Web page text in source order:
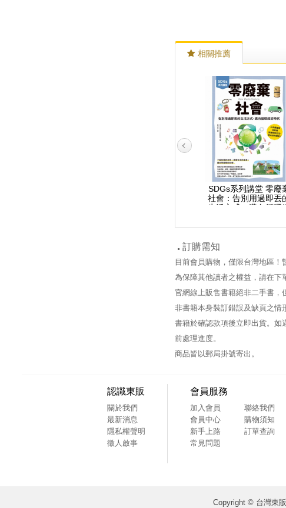
相關推薦
SDGs系列講堂 零廢
社會：告別用過即丟
生活方式，邁向循環
訂購需知
目前會員購物，僅限台灣地區！
為保障其他讀者之權益，請在下
官網線上販售書籍絕非二手書，
非書籍本身裝訂錯誤及缺頁之情
書籍於確認款項後立即出貨。如
前處理進度。
商品皆以郵局掛號寄出。
認識東販
關於我們
最新消息
隱私權聲明
徵人啟事
會員服務
加入會員
會員中心
新手上路
常見問題
聯絡我們
購物須知
訂單查詢
Copyright © 台灣東